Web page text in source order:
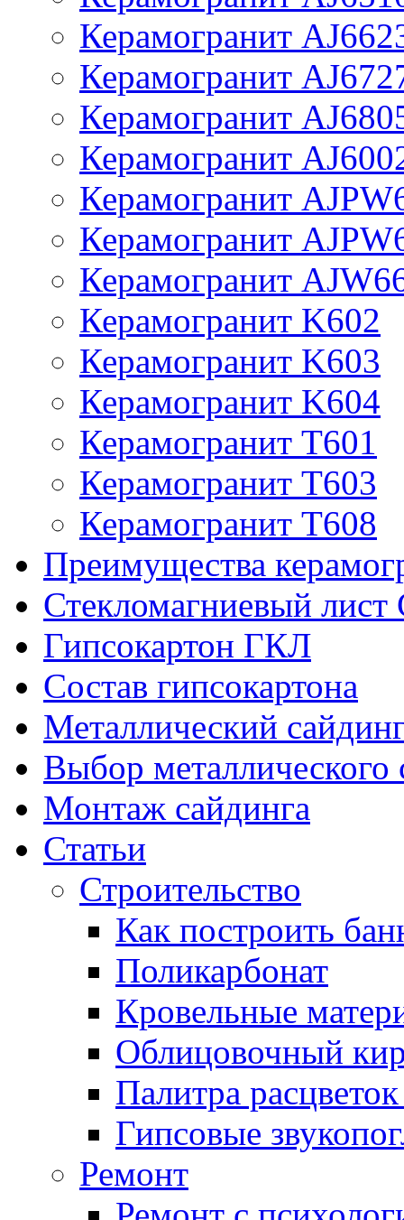
Керамогранит
Керамогранит
Керамогранит
Керамогранит
Керамогранит
Керамогранит
Керамогранит
Керамогранит K602
Керамогранит K603
Керамогранит K604
Керамогранит T601
Керамогранит T603
Керамогранит T608
Преимущества
Стекломагниевый
Гипсокартон ГКЛ
Состав гипсокартона
Металлический
Выбор металлического
Монтаж сайдинга
Статьи
Строительство
Как построить
Поликарбонат
Кровельные
Облицовочный
Палитра
Гипсовые
Ремонт